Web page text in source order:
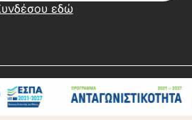
εδώ